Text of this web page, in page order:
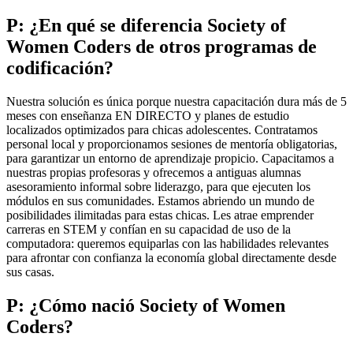
P: ¿En qué se diferencia Society of
Women Coders de otros programas de
codificación?
Nuestra solución es única porque nuestra capacitación dura más de 5
meses con enseñanza EN DIRECTO y planes de estudio
localizados optimizados para chicas adolescentes. Contratamos
personal local y proporcionamos sesiones de mentoría obligatorias,
para garantizar un entorno de aprendizaje propicio. Capacitamos a
nuestras propias profesoras y ofrecemos a antiguas alumnas
asesoramiento informal sobre liderazgo, para que ejecuten los
módulos en sus comunidades. Estamos abriendo un mundo de
posibilidades ilimitadas para estas chicas. Les atrae emprender
carreras en STEM y confían en su capacidad de uso de la
computadora: queremos equiparlas con las habilidades relevantes
para afrontar con confianza la economía global directamente desde
sus casas.
P: ¿Cómo nació Society of Women
Coders?